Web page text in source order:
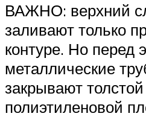
ВАЖНО: верхний
заливают только
контуре. Но перед
металлические
закрывают толстой
полиэтиленовой